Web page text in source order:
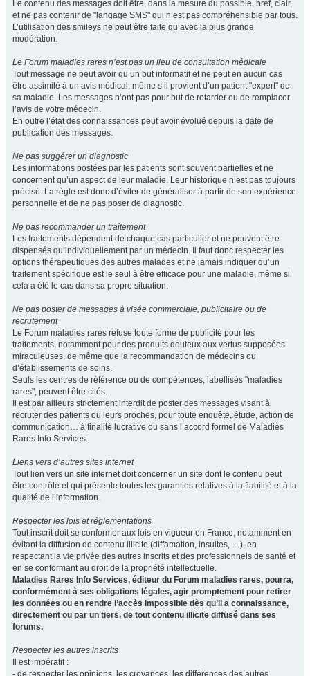
Le contenu des messages doit être, dans la mesure du possible, bref, clair,
et ne pas contenir de "langage SMS" qui n’est pas compréhensible par tous.
L’utilisation des smileys ne peut être faite qu’avec la plus grande
modération.
Le Forum maladies rares n’est pas un lieu de consultation médicale
Tout message ne peut avoir qu’un but informatif et ne peut en aucun cas
être assimilé à un avis médical, même s’il provient d’un patient "expert" de
sa maladie. Les messages n’ont pas pour but de retarder ou de remplacer
l’avis de votre médecin.
En outre l’état des connaissances peut avoir évolué depuis la date de
publication des messages.
Ne pas suggérer un diagnostic
Les informations postées par les patients sont souvent partielles et ne
concernent qu’un aspect de leur maladie. Leur historique n’est pas toujours
précisé. La règle est donc d’éviter de généraliser à partir de son expérience
personnelle et de ne pas poser de diagnostic.
Ne pas recommander un traitement
Les traitements dépendent de chaque cas particulier et ne peuvent être
dispensés qu’individuellement par un médecin. Il faut donc respecter les
options thérapeutiques des autres malades et ne jamais indiquer qu’un
traitement spécifique est le seul à être efficace pour une maladie, même si
cela a été le cas dans sa propre situation.
Ne pas poster de messages à visée commerciale, publicitaire ou de
recrutement
Le Forum maladies rares refuse toute forme de publicité pour les
traitements, notamment pour des produits douteux aux vertus supposées
miraculeuses, de même que la recommandation de médecins ou
d’établissements de soins.
Seuls les centres de référence ou de compétences, labellisés "maladies
rares", peuvent être cités.
Il est par ailleurs strictement interdit de poster des messages visant à
recruter des patients ou leurs proches, pour toute enquête, étude, action de
communication… à finalité lucrative ou sans l’accord formel de Maladies
Rares Info Services.
Liens vers d’autres sites internet
Tout lien vers un site internet doit concerner un site dont le contenu peut
être contrôlé et qui présente toutes les garanties relatives à la fiabilité et à la
qualité de l’information.
Respecter les lois et réglementations
Tout inscrit doit se conformer aux lois en vigueur en France, notamment en
évitant la diffusion de contenu illicite (diffamation, insultes, …), en
respectant la vie privée des autres inscrits et des professionnels de santé et
en se conformant au droit de la propriété intellectuelle.
Maladies Rares Info Services, éditeur du Forum maladies rares, pourra,
conformément à ses obligations légales, agir promptement pour retirer
les données ou en rendre l’accès impossible dès qu’il a connaissance,
directement ou par un tiers, de tout contenu illicite diffusé dans ses
forums.
Respecter les autres inscrits
Il est impératif :
- de respecter les opinions, les croyances, les différences des autres